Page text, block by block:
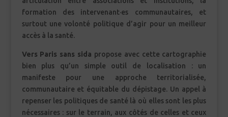
formation des intervenant·es communautaires, et
surtout une volonté politique d’agir pour un meilleur
accès à la santé.
Vers Paris sans sida propose avec cette cartographie
bien plus qu’un simple outil de localisation : un
manifeste pour une approche territorialisée,
communautaire et équitable du dépistage. Un appel à
repenser les politiques de santé là où elles sont les plus
nécessaires : sur le terrain, aux côtés de celles et ceux